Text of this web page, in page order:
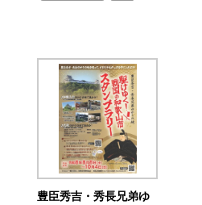
豊臣秀吉・秀長兄弟ゆ